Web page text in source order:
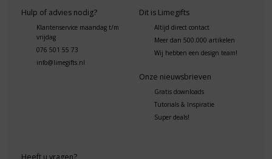
Hulp of advies nodig?
Klantenservice maandag t/m
vrijdag
076 501 55 73
info@limegifts.nl
Dit is Limegifts
Altijd direct contact
Meer dan 500.000 artikelen
Wij hebben een design team!
Onze nieuwsbrieven
Gratis downloads
Tutorials & Inspiratie
Super deals!
Heeft u vragen?